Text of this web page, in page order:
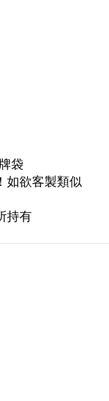
袋
如欲客製類似
持有